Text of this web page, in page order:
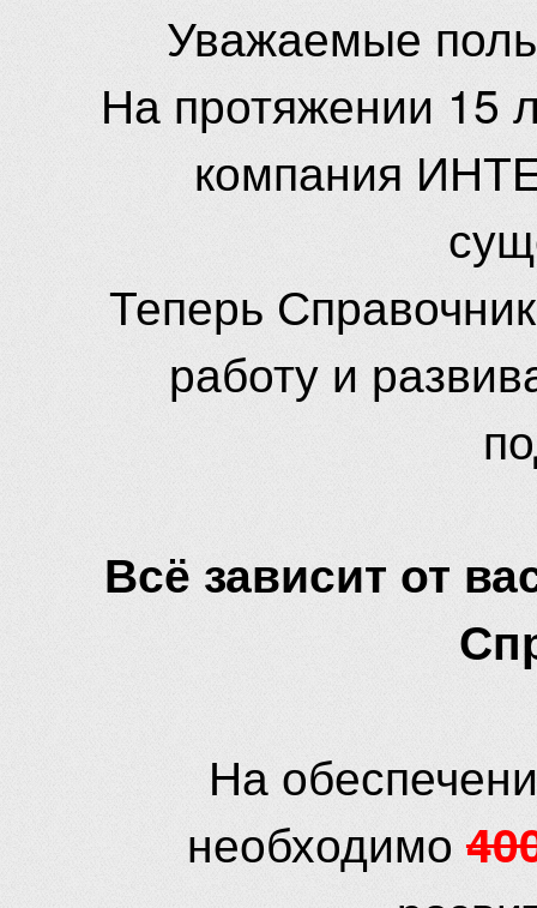
Уважаемые
На протяжении 15
компания
Теперь
работу и
Всё зависит от
На
необходимо